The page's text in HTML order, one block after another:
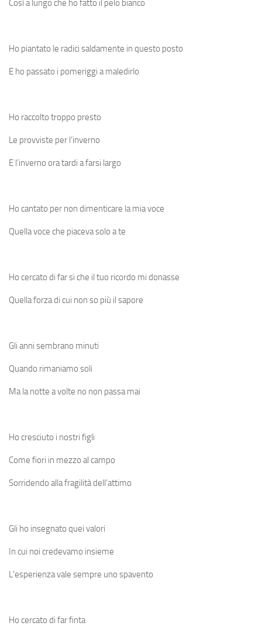
Così a lungo che ho fatto il pelo bianco
Ho piantato le radici saldamente in questo posto
E ho passato i pomeriggi a maledirlo
Ho raccolto troppo presto
Le provviste per l’inverno
E l’inverno ora tardi a farsi largo
Ho cantato per non dimenticare la mia voce
Quella voce che piaceva solo a te
Ho cercato di far si che il tuo ricordo mi donasse
Quella forza di cui non so più il sapore
Gli anni sembrano minuti
Quando rimaniamo soli
Ma la notte a volte no non passa mai
Ho cresciuto i nostri figli
Come fiori in mezzo al campo
Sorridendo alla fragilità dell’attimo
Gli ho insegnato quei valori
In cui noi credevamo insieme
L’esperienza vale sempre uno spavento
Ho cercato di far finta